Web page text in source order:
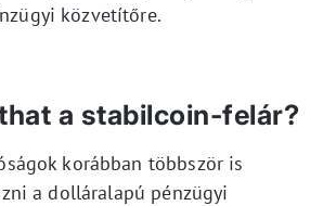
közvetítőre.
a stabilcoin-felár?
korábban többször is
a dolláralapú pénzügyi